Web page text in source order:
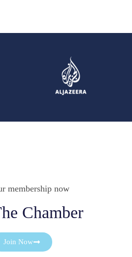
membership now
Chamber
Join Now